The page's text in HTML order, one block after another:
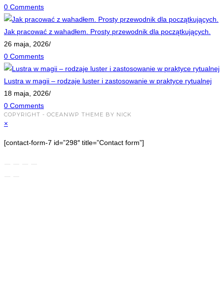
0 Comments
Jak pracować z wahadłem. Prosty przewodnik dla początkujących.
26 maja, 2026/
0 Comments
Lustra w magii – rodzaje luster i zastosowanie w praktyce rytualnej
18 maja, 2026/
0 Comments
COPYRIGHT - OCEANWP THEME BY NICK
×
[contact-form-7 id=”298″ title=”Contact form”]